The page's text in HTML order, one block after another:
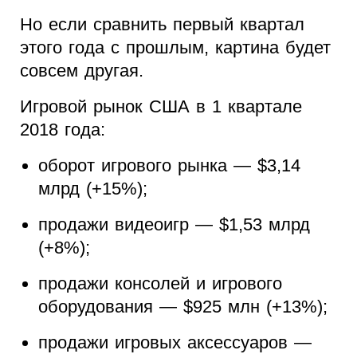
Но если сравнить первый квартал
этого года с прошлым, картина будет
совсем другая.
Игровой рынок США в 1 квартале
2018 года:
оборот игрового рынка — $3,14
млрд (+15%);
продажи видеоигр — $1,53 млрд
(+8%);
продажи консолей и игрового
оборудования — $925 млн (+13%);
продажи игровых аксессуаров —